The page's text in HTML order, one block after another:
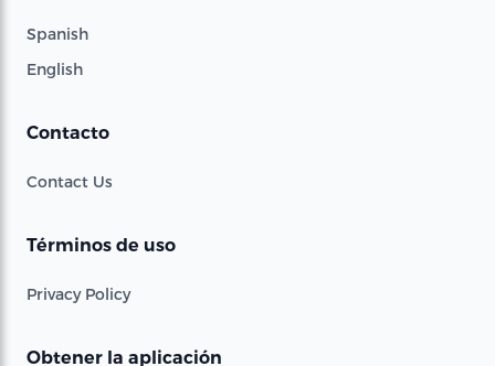
Spanish
English
Contacto
Contact Us
Términos de uso
Privacy Policy
Obtener la aplicación